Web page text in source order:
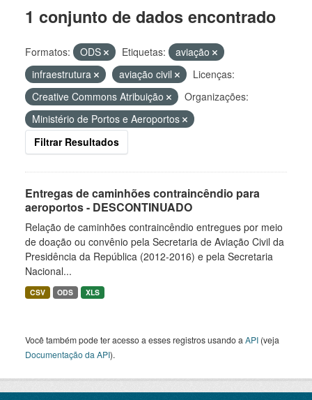
1 conjunto de dados encontrado
Formatos: ODS Etiquetas:
aviação
infraestrutura
aviação civil
Licenças:
Creative Commons Atribuição
Organizações:
Ministério de Portos e Aeroportos
Filtrar Resultados
Entregas de caminhões contraincêndio para
aeroportos - DESCONTINUADO
Relação de caminhões contraincêndio entregues por meio
de doação ou convênio pela Secretaria de Aviação Civil da
Presidência da República (2012-2016) e pela Secretaria
Nacional...
CSV ODS XLS
Você também pode ter acesso a esses registros usando a API (veja
Documentação da API).